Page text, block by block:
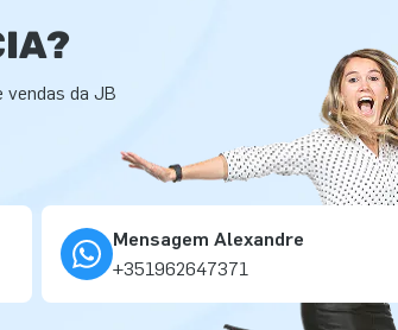
da JB
Mensagem Alexandre
+351962647371